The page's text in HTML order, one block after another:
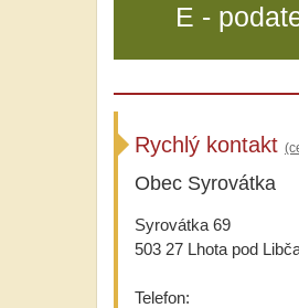
E -
Rychlý kontakt
Obec Syrovátka
Syrovátka 69
503 27 Lhota pod
Telefon: